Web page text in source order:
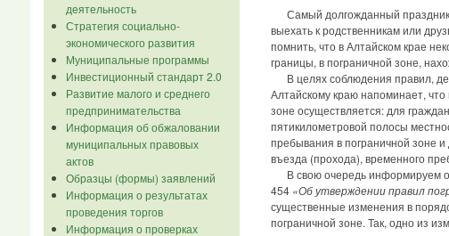
деятельность
Стратегия социально-
экономического развития
Муниципальные программы
Инвестиционный стандарт 2.0
Развитие малого и среднего
предпринимательства
Информация об обжаловании
муниципальных правовых
актов
Образцы (формы) заявлений
Информация о результатах
проведения торгов
Информация о проверках
Самый долгожданный праздник
выехать к родственникам или
помнить, что в Алтайском крае
границы, в пограничной зоне,
В целях соблюдения правил,
Алтайскому краю напоминает,
зоне осуществляется: для
пятикилометровой полосы
пребывания в пограничной зоне
въезда (прохода), временного
В свою очередь информируем о
454 «Об утверждении правил
существенные изменения в
пограничной зоне. Так, одно из